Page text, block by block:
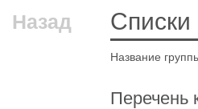
Назад
Название
Перечень